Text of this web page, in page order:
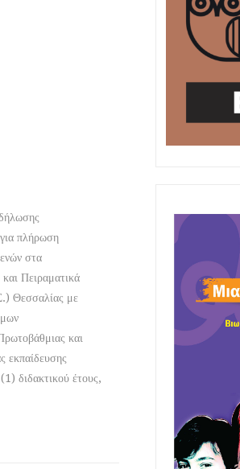
πλήρωση
στα
Πειραματικά
Θεσσαλίας με
και
εκπαίδευσης
διδακτικού έτους,